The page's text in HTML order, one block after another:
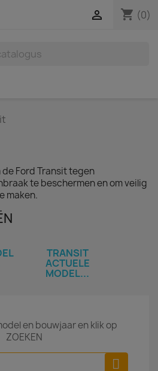
shopping_cart (0)

Ford Transit tegen
te beschermen en om veilig
maken.
TRANSIT
ACTUELE
MODEL...
en bouwjaar en klik op
ZOEKEN